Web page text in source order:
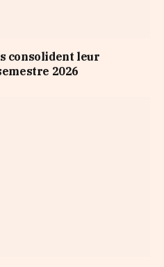
consolident leur
2026